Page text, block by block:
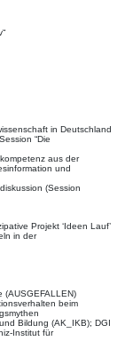
in Deutschland
“Die
aus der
und
(Session
Projekt ‘Ideen Lauf’
in der
(AUSGEFALLEN)
beim
Bildung (AK_IKB); DGI
Institut für